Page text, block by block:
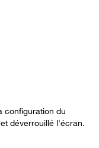
configuration du
déverrouillé l'écran.